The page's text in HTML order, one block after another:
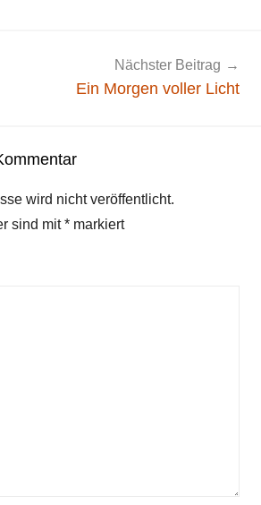
Nächster Beitrag
Ein Morgen voller Licht
wird nicht veröffentlicht.
sind mit* markiert